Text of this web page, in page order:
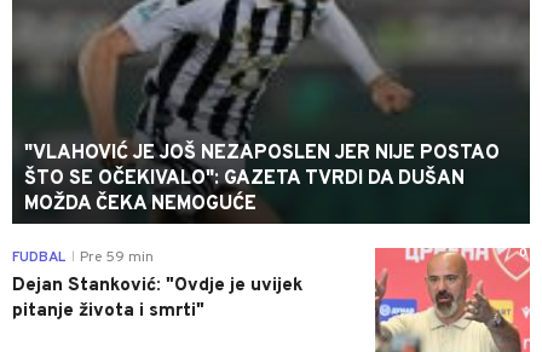
"VLAHOVIĆ JE JOŠ NEZAPOSLEN JER NIJE POSTAO
ŠTO SE OČEKIVALO": GAZETA TVRDI DA DUŠAN
MOŽDA ČEKA NEMOGUĆE
0
FUDBAL Pre 59 min
Dejan Stanković: "Ovdje je uvijek
pitanje života i smrti"